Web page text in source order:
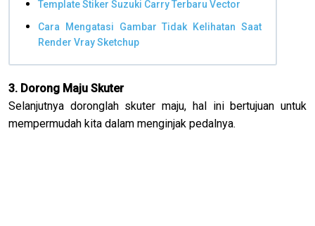
Template Stiker Suzuki Carry Terbaru Vector
Cara Mengatasi Gambar Tidak Kelihatan Saat
Render Vray Sketchup
3. Dorong Maju Skuter
Selanjutnya doronglah skuter maju, hal ini bertujuan untuk
mempermudah kita dalam menginjak pedalnya.